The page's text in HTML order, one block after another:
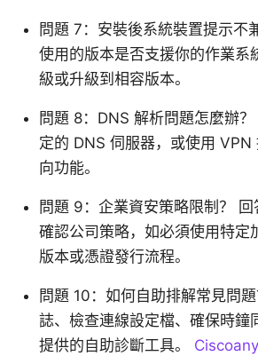
問題 7：安裝後系統裝置提示不
使用的版本是否支援你的作業系
級或升級到相容版本。
問題 8：DNS 解析問題怎麼辦
定的 DNS 伺服器，或使用 VPN
向功能。
問題 9：企業資安策略限制？
確認公司策略，如必須使用特定
版本或憑證發行流程。
問題 10：如何自助排解常見問
誌、檢查連線設定檔、確保時鐘
提供的自助診斷工具。